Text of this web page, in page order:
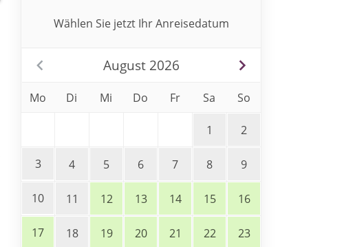
Wählen Sie jetzt Ihr Anreisedatum
August 2026
Mo Di Mi Do Fr Sa So
1 2
3 4 5 6 7 8 9
10 11 12 13 14 15 16
17 18 19 20 21 22 23